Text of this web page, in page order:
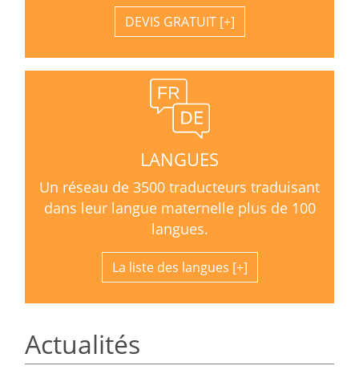
DEVIS GRATUIT
LANGUES
Un réseau de 3500 traducteurs traduisant
dans leur langue maternelle plus de 100
langues.
La liste des langues
Actualités